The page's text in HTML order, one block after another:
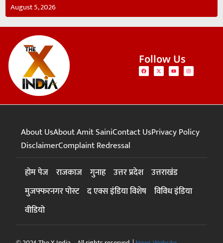
August 5, 2026
Follow Us
About UsAbout Amit SainiContact UsPrivacy Policy
DisclaimerComplaint Redressal
होम पेज राजकाज गुनाह उत्तर प्रदेश उत्तराखंड
मुजफ्फरनगर पोस्ट द एक्स इंडिया विशेष विविध इंडिया
वीडियो